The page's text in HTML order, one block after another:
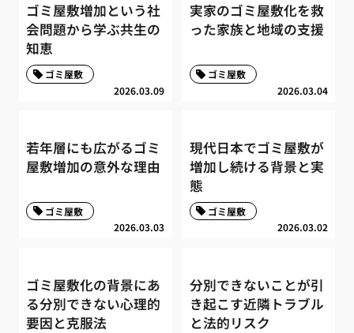
ゴミ屋敷増加という社
会問題から学ぶ共生の
知恵
2026.03.09
ゴミ屋敷
実家のゴミ屋敷化を救
った家族と地域の支援
2026.03.04
ゴミ屋敷
若年層にも広がるゴミ
屋敷増加の意外な理由
2026.03.03
ゴミ屋敷
現代日本でゴミ屋敷が
増加し続ける背景と実
態
2026.03.02
ゴミ屋敷
ゴミ屋敷化の背景にあ
る分別できない心理的
要因と克服法
分別できないことが引
き起こす近隣トラブル
と法的リスク